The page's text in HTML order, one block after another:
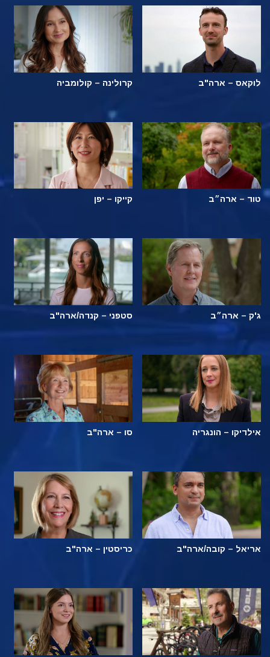
לוקאס – ארה"ב קרולינה – קולומביה
טוד – ארה״ב קייקו – יפן
ג'ק – ארה״ב סטפני – קנדה/ארה"ב
אילדיקו – הונגריה סו – ארה"ב
אריאל – קובה/ארה"ב כריסטין – ארה"ב